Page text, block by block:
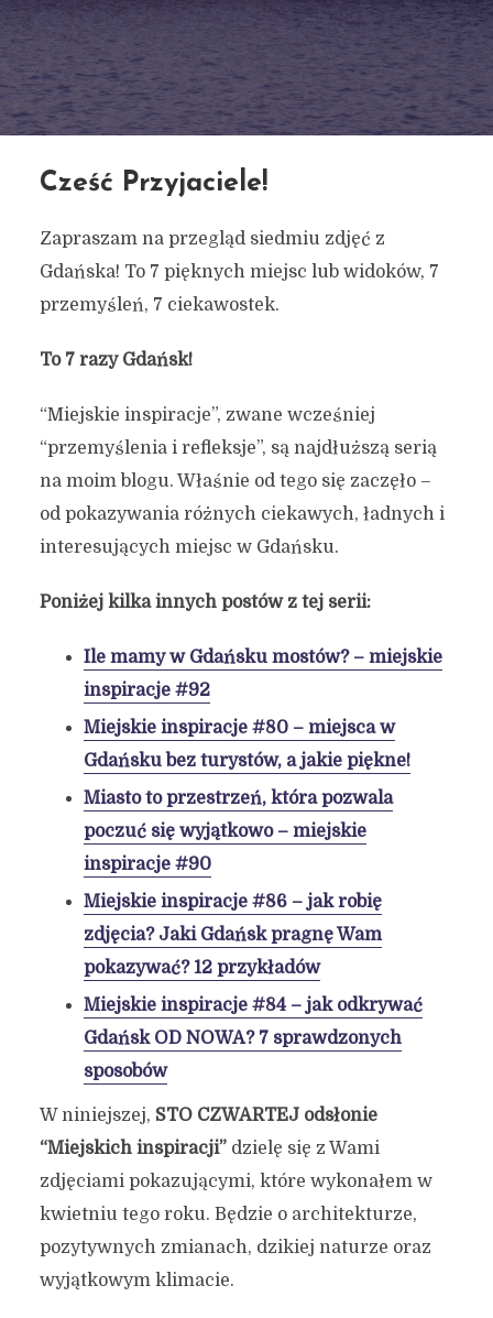
Cześć Przyjaciele!
Zapraszam na przegląd siedmiu zdjęć z
Gdańska! To 7 pięknych miejsc lub widoków, 7
przemyśleń, 7 ciekawostek.
To 7 razy Gdańsk!
“Miejskie inspiracje”, zwane wcześniej
“przemyślenia i refleksje”, są najdłuższą serią
na moim blogu. Właśnie od tego się zaczęło –
od pokazywania różnych ciekawych, ładnych i
interesujących miejsc w Gdańsku.
Poniżej kilka innych postów z tej serii:
Ile mamy w Gdańsku mostów? – miejskie
inspiracje #92
Miejskie inspiracje #80 – miejsca w
Gdańsku bez turystów, a jakie piękne!
Miasto to przestrzeń, która pozwala
poczuć się wyjątkowo – miejskie
inspiracje #90
Miejskie inspiracje #86 – jak robię
zdjęcia? Jaki Gdańsk pragnę Wam
pokazywać? 12 przykładów
Miejskie inspiracje #84 – jak odkrywać
Gdańsk OD NOWA? 7 sprawdzonych
sposobów
W niniejszej, STO CZWARTEJ odsłonie
“Miejskich inspiracji”dzielę się z Wami
zdjęciami pokazującymi, które wykonałem w
kwietniu tego roku. Będzie o architekturze,
pozytywnych zmianach, dzikiej naturze oraz
wyjątkowym klimacie.